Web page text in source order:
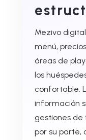
Mezivo
menú,
áreas de
los
confortable.
información
gestiones de
por su parte,